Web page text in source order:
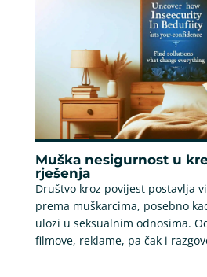
Muška nesigurnost u
rješenja
Društvo kroz povijest postavlja
prema muškarcima, posebno
ulozi u seksualnim odnosima.
filmove, reklame, pa čak i